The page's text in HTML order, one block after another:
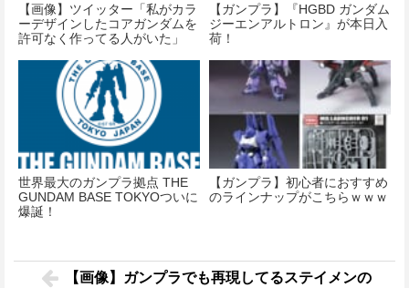
【画像】ツイッター「私がカラ
ーデザインしたコアガンダムを
許可なく作ってる人がいた」
【ガンプラ】『HGBD ガンダム
ジーエンアルトロン』が本日入
荷！
世界最大のガンプラ拠点 THE
GUNDAM BASE TOKYOついに
爆誕！
【ガンプラ】初心者におすすめ
のラインナップがこちらｗｗｗ
【画像】ガンプラでも再現してるステイメンの